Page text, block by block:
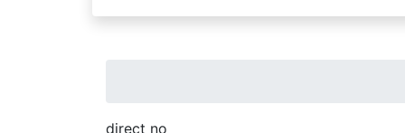
direct no